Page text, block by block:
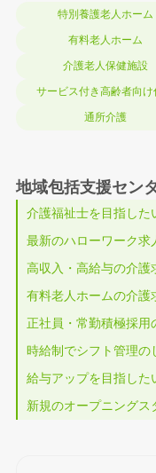
特別養護老人ホーム
有料老人ホーム
介護老人保健施設
サービス付き高齢者向け
通所介護
地域包括支援セン
介護福祉士を目指した
最新のハローワーク求
高収入・高給与の介護
有料老人ホームの介護
正社員・常勤積極採用
時給制でシフト管理の
給与アップを目指した
新規のオープニングス